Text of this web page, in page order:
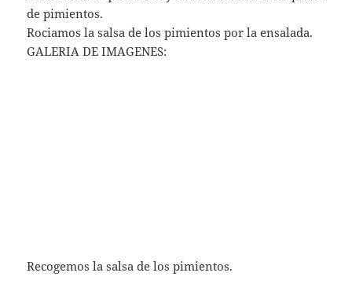
de pimientos.
Rociamos la salsa de los pimientos por la ensalada.
GALERIA DE IMAGENES:
Recogemos la salsa de los pimientos.